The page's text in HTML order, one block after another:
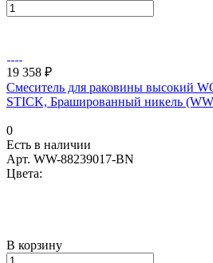
19 358 ₽
Смеситель для раковины высокий
STICK, Брашированный никель
0
Есть в наличии
Арт. WW-88239017-BN
Цвета:
В корзину